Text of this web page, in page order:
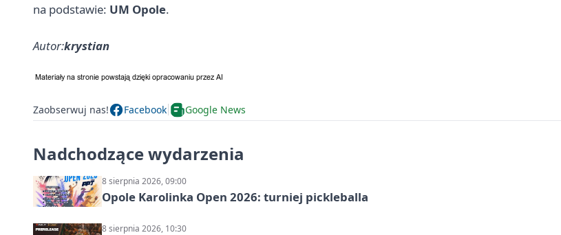
na podstawie: UM Opole.
Autor:krystian
Zaobserwuj nas! Facebook Google News
Nadchodzące wydarzenia
8 sierpnia 2026, 09:00
Opole Karolinka Open 2026: turniej pickleballa
8 sierpnia 2026, 10:30